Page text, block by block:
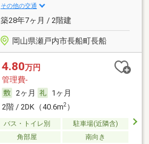
その他の交通
築28年7ヶ月 / 2階建
岡山県瀬戸内市長船町長船
4.80万円
管理費-
2ヶ月
1ヶ月
2階 / 2DK（40.6m2）
バス・トイレ別
駐車場(近隣含)
角部屋 南向き